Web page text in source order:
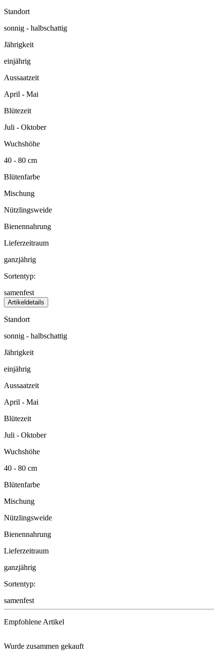
Standort
sonnig - halbschattig
Jährigkeit
einjährig
Aussaatzeit
April - Mai
Blütezeit
Juli - Oktober
Wuchshöhe
40 - 80 cm
Blütenfarbe
Mischung
Nützlingsweide
Bienennahrung
Lieferzeitraum
ganzjährig
Sortentyp:
samenfest
Artikeldetails
Standort
sonnig - halbschattig
Jährigkeit
einjährig
Aussaatzeit
April - Mai
Blütezeit
Juli - Oktober
Wuchshöhe
40 - 80 cm
Blütenfarbe
Mischung
Nützlingsweide
Bienennahrung
Lieferzeitraum
ganzjährig
Sortentyp:
samenfest
Empfohlene Artikel
Wurde zusammen gekauft